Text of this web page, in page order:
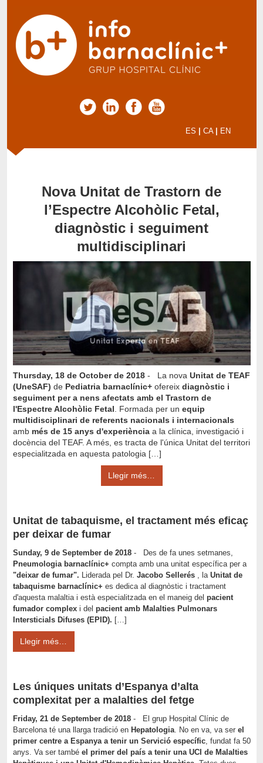
ES CA EN
Nova Unitat de Trastorn de
l’Espectre Alcohòlic Fetal,
diagnòstic i seguiment
multidisciplinari
Thursday, 18 de October de 2018- La nova Unitat de TEAF
(UneSAF) de Pediatria barnaclínic+ ofereix diagnòstic i
seguiment per a nens afectats amb el Trastorn de
l'Espectre Alcohòlic Fetal. Formada per un equip
multidisciplinari de referents nacionals i internacionals
amb més de 15 anys d'experiènciaa la clínica, investigació i
docència del TEAF. A més, es tracta de l'única Unitat del territori
especialitzada en aquesta patologia […]
Llegir més…
Unitat de tabaquisme, el tractament més eficaç
per deixar de fumar
Sunday, 9 de September de 2018- Des de fa unes setmanes,
Pneumologia barnaclínic+ compta amb una unitat específica per a
"deixar de fumar". Liderada pel Dr. Jacobo Sellerés, la Unitat de
tabaquisme barnaclínic+ es dedica al diagnòstic i tractament
d'aquesta malaltia i està especialitzada en el maneig del pacient
fumador complexi del pacient amb Malalties Pulmonars
Intersticials Difuses (EPID). […]
Llegir més…
Les úniques unitats d’Espanya d’alta
complexitat per a malalties del fetge
Friday, 21 de September de 2018- El grup Hospital Clínic de
Barcelona té una llarga tradició en Hepatologia. No en va, va ser el
primer centre a Espanya a tenir un Servició específic, fundat fa 50
anys. Va ser també el primer del país a tenir una UCI de Malalties